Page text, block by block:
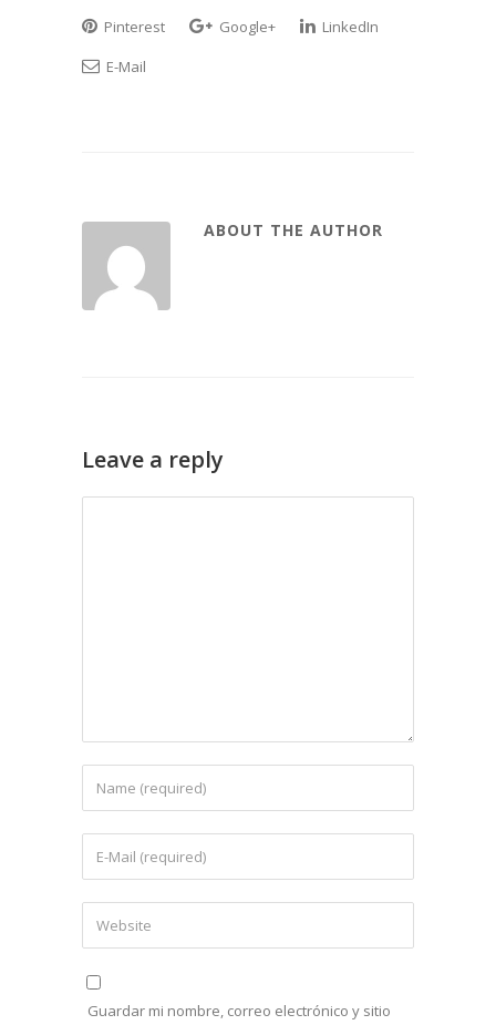
Pinterest Google+
LinkedIn
E-Mail
ABOUT THE AUTHOR
Leave a reply
Guardar mi nombre, correo electrónico y sitio